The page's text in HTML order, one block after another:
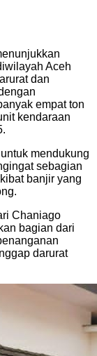
Aceh
dan
empat ton
kendaraan
mendukung
sebagian
banjir yang
Chaniago
bagian dari
darurat